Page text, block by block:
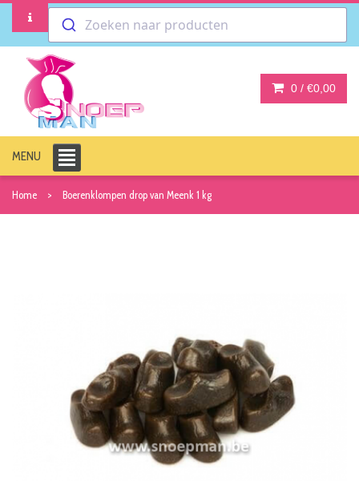
Zoeken naar producten
0 / €0,00
MENU
Home Boerenklompen drop van Meenk 1 kg